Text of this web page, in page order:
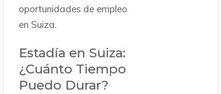
oportunidades de empleo
en Suiza.
Estadía en Suiza:
¿Cuánto Tiempo
Puedo Durar?